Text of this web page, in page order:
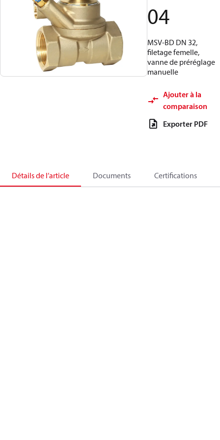
04
MSV-BD DN 32,
filetage femelle,
vanne de préréglage
manuelle
Ajouter à la
comparaison
Exporter PDF
Détails de l’article Documents Certifications